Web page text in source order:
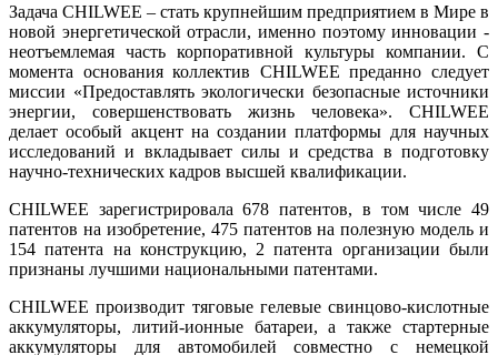
Задача CHILWEE – стать крупнейшим предприятием в Мире в
новой энергетической отрасли, именно поэтому инновации -
неотъемлемая часть корпоративной культуры компании. С
момента основания коллектив CHILWEE преданно следует
миссии «Предоставлять экологически безопасные источники
энергии, совершенствовать жизнь человека». CHILWEE
делает особый акцент на создании платформы для научных
исследований и вкладывает силы и средства в подготовку
научно-технических кадров высшей квалификации.
CHILWEE зарегистрировала 678 патентов, в том числе 49
патентов на изобретение, 475 патентов на полезную модель и
154 патента на конструкцию, 2 патента организации были
признаны лучшими национальными патентами.
CHILWEE производит тяговые гелевые свинцово-кислотные
аккумуляторы, литий-ионные батареи, а также стартерные
аккумуляторы для автомобилей совместно с немецкой